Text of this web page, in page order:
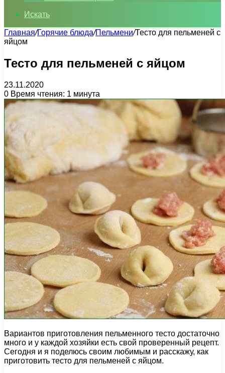
Искать
Главная/Горячие блюда/Пельмени/Тесто для пельменей с
яйцом
Тесто для пельменей с яйцом
23.11.2020
0 Время чтения: 1 минута
Вариантов приготовления пельменного тесто достаточно
много и у каждой хозяйки есть свой проверенный рецепт.
Сегодня и я поделюсь своим любимым и расскажу, как
приготовить тесто для пельменей с яйцом.